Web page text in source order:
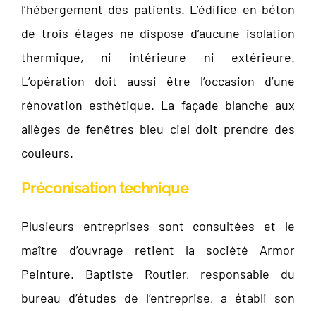
l’hébergement des patients. L’édifice en béton
de trois étages ne dispose d’aucune isolation
thermique, ni intérieure ni extérieure.
L’opération doit aussi être l’occasion d’une
rénovation esthétique. La façade blanche aux
allèges de fenêtres bleu ciel doit prendre des
couleurs.
Préconisation technique
Plusieurs entreprises sont consultées et le
maître d’ouvrage retient la société Armor
Peinture. Baptiste Routier, responsable du
bureau d’études de l’entreprise, a établi son